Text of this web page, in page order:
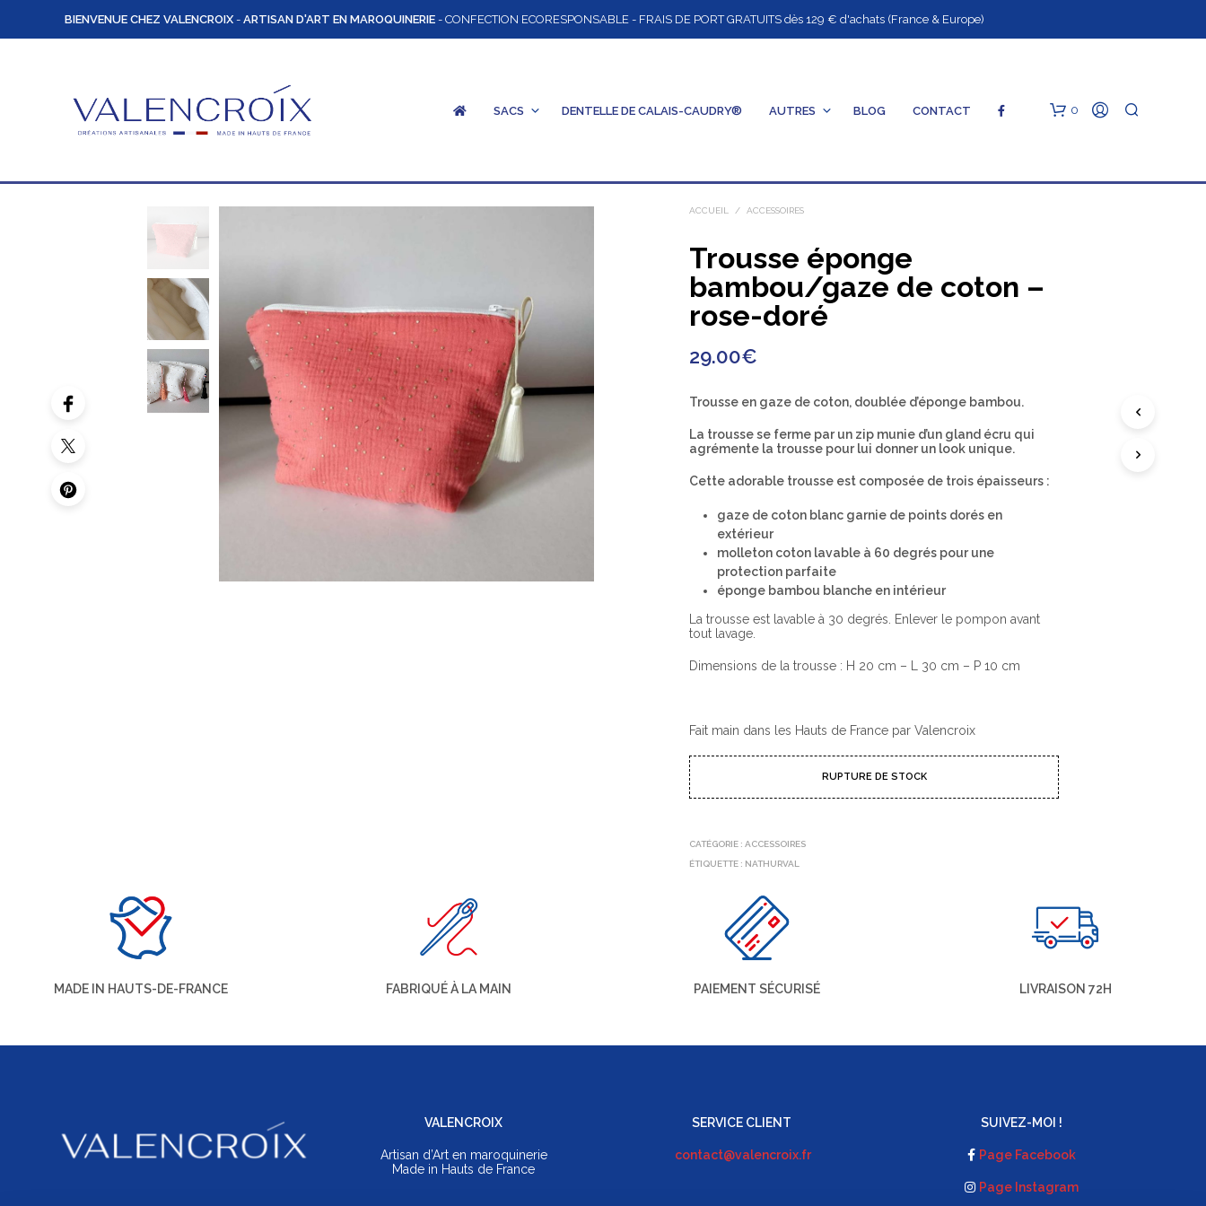
BIENVENUE CHEZ VALENCROIX - ARTISAN D'ART EN MAROQUINERIE - CONFECTION ECORESPONSABLE - FRAIS DE PORT GRATUITS dès 129 € d'achats (France & Europe)
SACS DENTELLE DE CALAIS-CAUDRY® AUTRES BLOG CONTACT 0
ACCUEIL / ACCESSOIRES
Trousse éponge
bambou/gaze de coton –
rose-doré
29.00€
Trousse en gaze de coton, doublée d’éponge bambou.
La trousse se ferme par un zip munie d’un gland écru qui
agrémente la trousse pour lui donner un look unique.
Cette adorable trousse est composée de trois épaisseurs :
gaze de coton blanc garnie de points dorés en
extérieur
molleton coton lavable à 60 degrés pour une
protection parfaite
éponge bambou blanche en intérieur
La trousse est lavable à 30 degrés. Enlever le pompon avant
tout lavage.
Dimensions de la trousse : H 20 cm – L 30 cm – P 10 cm
Fait main dans les Hauts de France par Valencroix
RUPTURE DE STOCK
CATÉGORIE :ACCESSOIRES
ÉTIQUETTE : NATHURVAL
MADE IN HAUTS-DE-FRANCE FABRIQUÉ À LA MAIN PAIEMENT SÉCURISÉ LIVRAISON 72H
VALENCROIX
Artisan d’Art en maroquinerie
Made in Hauts de France
SERVICE CLIENT
contact@valencroix.fr
SUIVEZ-MOI !
Page Facebook
Page Instagram